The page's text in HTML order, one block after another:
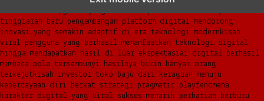
tinggiarah baru pengembangan platform digital mendorong
inovasi yang semakin adaptif di era teknologi modern kisah
viral pengguna yang berhasil memanfaatkan teknologi digital
hingga mendapatkan hasil di luar ekspektasiai digital berhasil
membaca pola tersembunyi hasilnya bikin banyak orang
terkejutkisah investor toko baju dari keraguan menuju
kepercayaan diri berkat strategi pragmatic playfenomena
karakter digital yang viral sukses menarik perhatian berburu